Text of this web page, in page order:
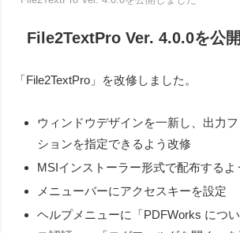
File2TextPro Ver. 4.0.0を公
「File2TextPro」を改修しました。
ウィンドウデザインを一新し、出力
ションを指定できるよう改修
MSIインストーラー形式で配布するよ
メニューバーにアクセスキーを設定
ヘルプメニューに「PDFWorks につ